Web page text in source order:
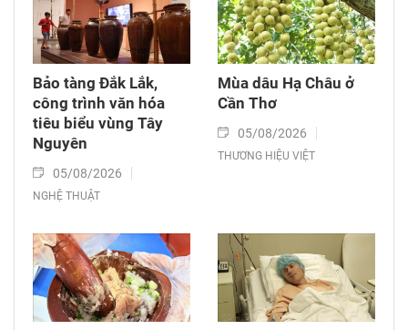
Bảo tàng Đắk Lắk,
công trình văn hóa
tiêu biểu vùng Tây
Nguyên
05/08/2026
NGHỆ THUẬT
Mùa dâu Hạ Châu ở
Cần Thơ
05/08/2026
THƯƠNG HIỆU VIỆT